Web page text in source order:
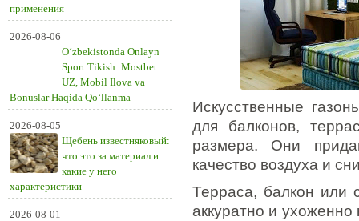
применения
2026-08-06
O‘zbekistonda Onlayn
Sport Tikish: Mostbet
UZ, Mobil Ilova va
Bonuslar Haqida Qo‘llanma
2026-08-05
Щебень известняковый:
что это за материал и
какие у него
характеристики
2026-08-01
Искусственные
для балконов,
размера. Они
качество воздуха и
Терраса, балкон или
аккуратно и ухоженно